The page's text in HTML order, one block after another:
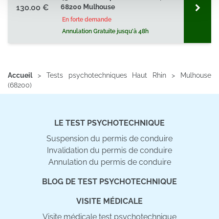
partageons également des informations sur l'utilisation de
notre site avec nos partenaires de médias sociaux, de
publicité et d'analyse, qui peuvent combiner celles-ci
avec d'autres informations que vous leur avez fournies
130.00 €
68200 Mulhouse
En forte demande
Annulation Gratuite jusqu'à 48h
Accueil> Tests psychotechniques Haut Rhin >
Mulhouse
(68200)
LE TEST PSYCHOTECHNIQUE
Suspension du permis de conduire
Invalidation du permis de conduire
Annulation du permis de conduire
BLOG DE TEST PSYCHOTECHNIQUE
VISITE MÉDICALE
Visite médicale test psychotechnique